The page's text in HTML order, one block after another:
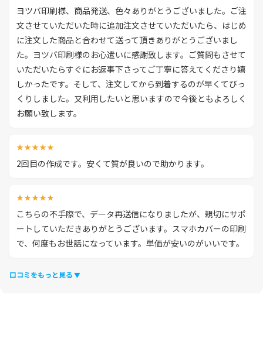
ヨツバ印刷様、商品発送、色々ありがとうございました。ご注
文させていただいた時に追加注文させていただいたら、はじめ
に注文した商品と合わせて送って頂きありがとうございまし
た。ヨツバ印刷様のお心遣いに感謝致します。ご質問もさせて
いただいたらすぐにお返事下さってご丁寧に答えてくださり嬉
しかったです。そして、注文してから到着するのが早くてびっ
くりしました。又利用したいと思いますので今後ともよろしく
お願い致します。
★★★★★
2回目の作成です。安くて質が良いので助かります。
★★★★★
こちらの不手際で、データ再送信になりましたが、親切にサポ
ートしていただきありがとうございます。スマホカバーの印刷
で、何度もお世話になっています。単価が安いのがいいです。
口コミをもっと見る